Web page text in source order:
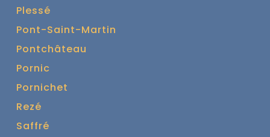
Plessé
Pont-Saint-Martin
Pontchâteau
Pornic
Pornichet
Rezé
Saffré